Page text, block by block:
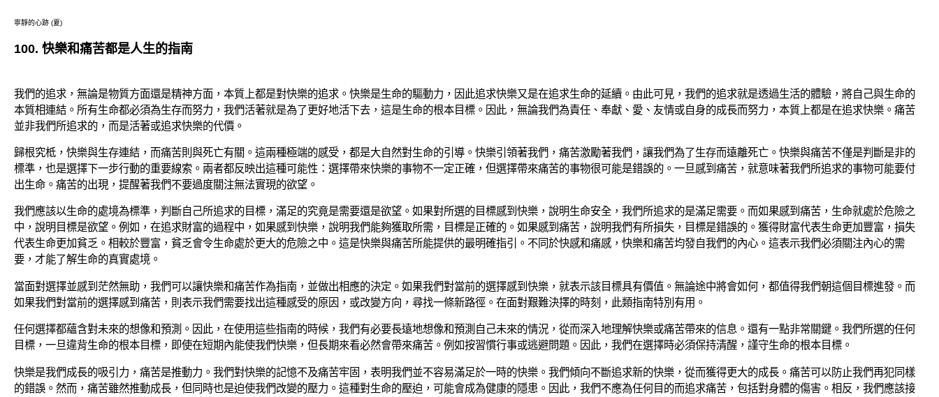
寧靜的心跡 (夏)
100. 快樂和痛苦都是人生的指南
我們的追求，無論是物質方面還是精神方面，本質上都是對快樂的追求。快樂是生命的驅動力，因此追求快樂又是在追求生命的延續。由此可見，我們的追求就是透過生活的體驗，將自己與生命的
本質相連結。所有生命都必須為生存而努力，我們活著就是為了更好地活下去，這是生命的根本目標。因此，無論我們為責任、奉獻、愛、友情或自身的成長而努力，本質上都是在追求快樂。痛苦
並非我們所追求的，而是活著或追求快樂的代價。
歸根究柢，快樂與生存連結，而痛苦則與死亡有關。這兩種極端的感受，都是大自然對生命的引導。快樂引領著我們，痛苦激勵著我們，讓我們為了生存而遠離死亡。快樂與痛苦不僅是判斷是非的
標準，也是選擇下一步行動的重要線索。兩者都反映出這種可能性：選擇帶來快樂的事物不一定正確，但選擇帶來痛苦的事物很可能是錯誤的。一旦感到痛苦，就意味著我們所追求的事物可能要付
出生命。痛苦的出現，提醒著我們不要過度關注無法實現的欲望。
我們應該以生命的處境為標準，判斷自己所追求的目標，滿足的究竟是需要還是欲望。如果對所選的目標感到快樂，說明生命安全，我們所追求的是滿足需要。而如果感到痛苦，生命就處於危險之
中，說明目標是欲望。例如，在追求財富的過程中，如果感到快樂，說明我們能夠獲取所需，目標是正確的。如果感到痛苦，說明我們有所損失，目標是錯誤的。獲得財富代表生命更加豐富，損失
代表生命更加貧乏。相較於豐富，貧乏會令生命處於更大的危險之中。這是快樂與痛苦所能提供的最明確指引。不同於快感和痛感，快樂和痛苦均發自我們的內心。這表示我們必須關注內心的需
要，才能了解生命的真實處境。
當面對選擇並感到茫然無助，我們可以讓快樂和痛苦作為指南，並做出相應的決定。如果我們對當前的選擇感到快樂，就表示該目標具有價值。無論途中將會如何，都值得我們朝這個目標進發。而
如果我們對當前的選擇感到痛苦，則表示我們需要找出這種感受的原因，或改變方向，尋找一條新路徑。在面對艱難決擇的時刻，此類指南特別有用。
任何選擇都蘊含對未來的想像和預測。因此，在使用這些指南的時候，我們有必要長遠地想像和預測自己未來的情況，從而深入地理解快樂或痛苦帶來的信息。還有一點非常關鍵。我們所選的任何
目標，一旦違背生命的根本目標，即使在短期內能使我們快樂，但長期來看必然會帶來痛苦。例如按習慣行事或逃避問題。因此，我們在選擇時必須保持清醒，謹守生命的根本目標。
快樂是我們成長的吸引力，痛苦是推動力。我們對快樂的記憶不及痛苦牢固，表明我們並不容易滿足於一時的快樂。我們傾向不斷追求新的快樂，從而獲得更大的成長。痛苦可以防止我們再犯同樣
的錯誤。然而，痛苦雖然推動成長，但同時也是迫使我們改變的壓力。這種對生命的壓迫，可能會成為健康的隱患。因此，我們不應為任何目的而追求痛苦，包括對身體的傷害。相反，我們應該接